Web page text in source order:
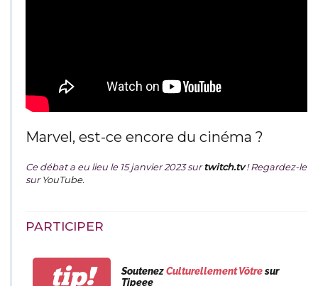
Marvel, est-ce encore du cinéma ?
Ce débat a eu lieu le 15 janvier 2023 surtwitch.tv ! Regardez-le
surYouTube.
PARTICIPER
tip! SoutenezCulturellement Vôtresur
Tipeee